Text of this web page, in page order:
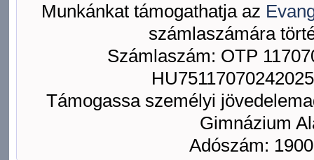
Munkánkat támogathatja az
számlaszámára
Számlaszám: OTP
Támogassa személyi
Gimnázium
Adószám: